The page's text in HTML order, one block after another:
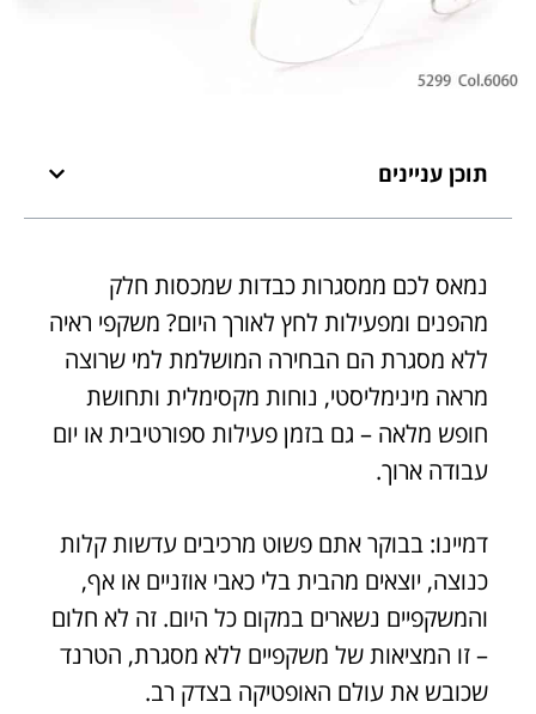
תוכן עניינים
נמאס לכם ממסגרות כבדות שמכסות חלק
מהפנים ומפעילות לחץ לאורך היום? משקפי ראיה
ללא מסגרת הם הבחירה המושלמת למי שרוצה
מראה מינימליסטי, נוחות מקסימלית ותחושת
חופש מלאה – גם בזמן פעילות ספורטיבית או יום
עבודה ארוך.
דמיינו: בבוקר אתם פשוט מרכיבים עדשות קלות
כנוצה, יוצאים מהבית בלי כאבי אוזניים או אף,
והמשקפיים נשארים במקום כל היום. זה לא חלום
– זו המציאות של משקפיים ללא מסגרת, הטרנד
שכובש את עולם האופטיקה בצדק רב.